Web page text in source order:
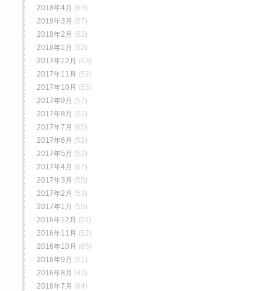
2018年4月 (63)
2018年3月 (57)
2018年2月 (52)
2018年1月 (52)
2017年12月 (63)
2017年11月 (52)
2017年10月 (55)
2017年9月 (57)
2017年8月 (52)
2017年7月 (65)
2017年6月 (52)
2017年5月 (52)
2017年4月 (67)
2017年3月 (55)
2017年2月 (53)
2017年1月 (59)
2016年12月 (57)
2016年11月 (52)
2016年10月 (65)
2016年9月 (51)
2016年8月 (43)
2016年7月 (64)